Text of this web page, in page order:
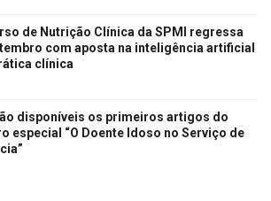
de Nutrição Clínica da SPMI regressa
com aposta na inteligência artificial
clínica
disponíveis os primeiros artigos do
especial “O Doente Idoso no Serviço de